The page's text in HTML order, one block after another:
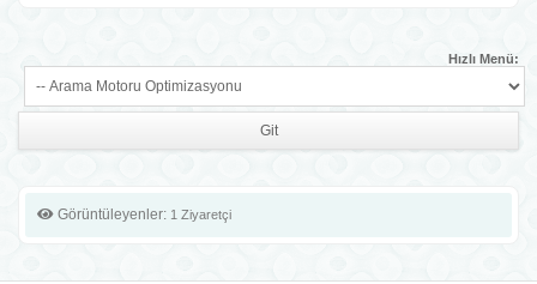
Hızlı Menü:
Görüntüleyenler: 1 Ziyaretçi